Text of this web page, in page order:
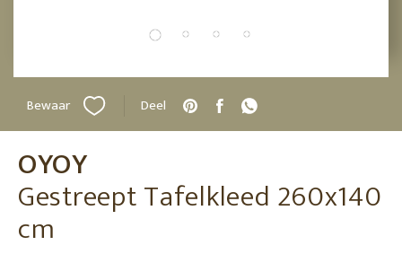
Bewaar Deel
OYOY
Gestreept Tafelkleed 260x140
cm